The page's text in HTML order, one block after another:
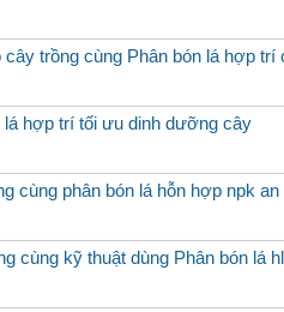
trồng cùng Phân bón lá hợp trí
lá hợp trí tối ưu dinh dưỡng cây
cùng phân bón lá hỗn hợp npk an
cùng kỹ thuật dùng Phân bón lá